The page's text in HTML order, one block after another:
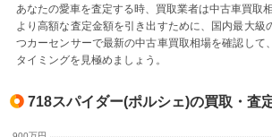
あなたの愛車を査定する時、買取業者は中古車買取
より高額な査定金額を引き出すために、国内最大級
つカーセンサーで最新の中古車買取相場を確認して
タイミングを見極めましょう。
718スパイダー(ポルシェ)の買取・査